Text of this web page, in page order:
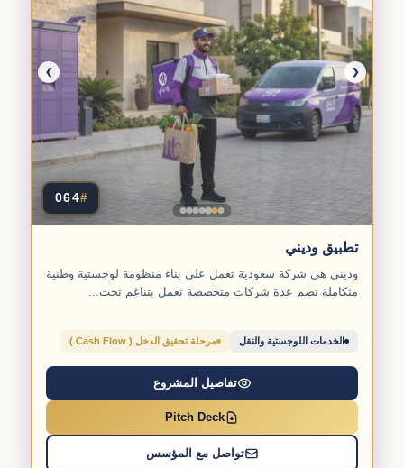
❮
❯
#
064
تطبيق وديني
وديني هي شركة سعودية تعمل على بناء منظومة لوجستية وطنية
متكاملة تضم عدة شركات متخصصة تعمل بتناغم تحت...
الخدمات اللوجستية والنقل مرحلة تحقيق الدخل ( Cash Flow )
تفاصيل المشروع
Pitch Deck
تواصل مع المؤسس